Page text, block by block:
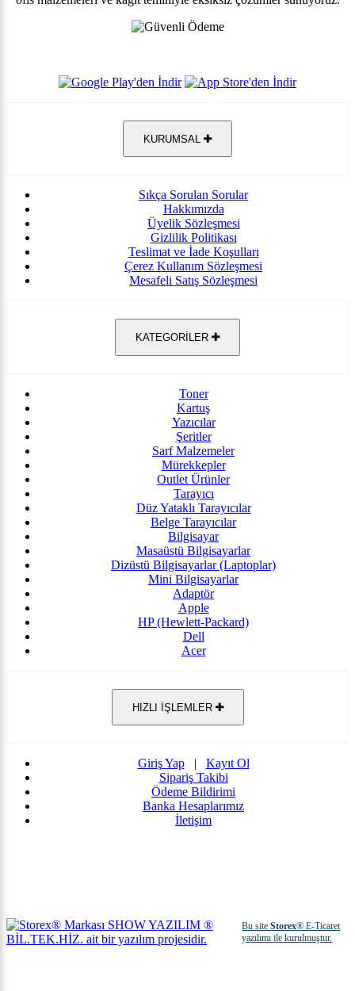
KURUMSAL
Sıkça Sorulan Sorular
Hakkımızda
Üyelik Sözleşmesi
Gizlilik Politikası
Teslimat ve İade Koşulları
Çerez Kullanım Sözleşmesi
Mesafeli Satış Sözleşmesi
KATEGORİLER
Toner
Kartuş
Yazıcılar
Şeritler
Sarf Malzemeler
Mürekkepler
Outlet Ürünler
Tarayıcı
Düz Yataklı Tarayıcılar
Belge Tarayıcılar
Bilgisayar
Masaüstü Bilgisayarlar
Dizüstü Bilgisayarlar (Laptoplar)
Mini Bilgisayarlar
Adaptör
Apple
HP (Hewlett-Packard)
Dell
Acer
HIZLI İŞLEMLER
Giriş Yap| Kayıt Ol
Sipariş Takibi
Ödeme Bildirimi
Banka Hesaplarımız
İletişim
Bu siteStorex® E-Ticaret
yazılımı ile kurulmuştur.